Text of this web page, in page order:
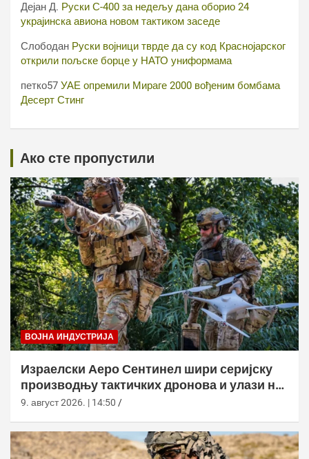
Дејан Д. Руски С-400 за недељу дана оборио 24
украјинска авиона новом тактиком заседе
Слободан Руски војници тврде да су код Краснојарског
открили пољске борце у НАТО униформама
петко57 УАЕ опремили Мираге 2000 вођеним бомбама
Десерт Стинг
Ако сте пропустили
ВОЈНА ИНДУСТРИЈА
Израелски Аеро Сентинел шири серијску
производњу тактичких дронова и улази на
нова тржишта
9. август 2026. | 14:50